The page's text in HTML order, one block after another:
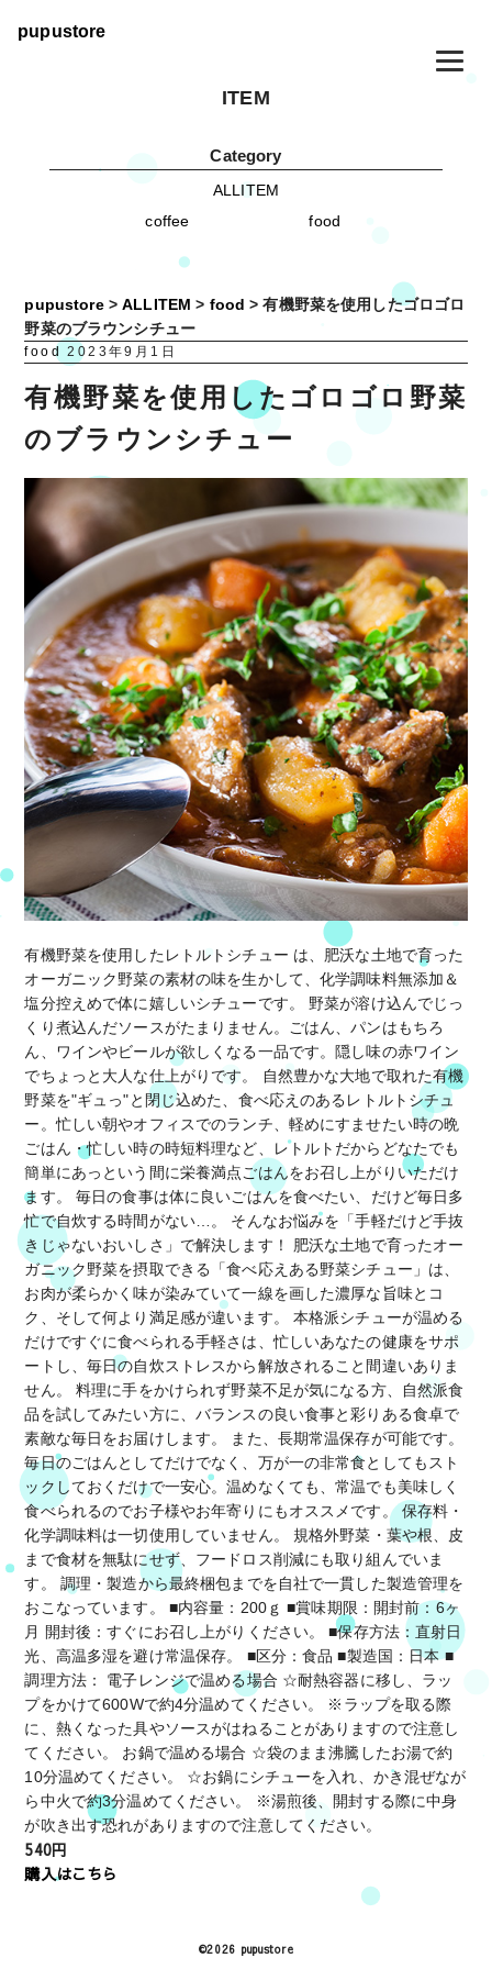
pupustore
ITEM
Category
ALLITEM
coffee
food
pupustore>ALLITEM > food >有機野菜を使用したゴロゴロ
野菜のブラウンシチュー
food 2023年9月1日
有機野菜を使用したゴロゴロ野菜
のブラウンシチュー
有機野菜を使用したレトルトシチュー は、肥沃な土地で育った
オーガニック野菜の素材の味を生かして、化学調味料無添加＆
塩分控えめで体に嬉しいシチューです。 野菜が溶け込んでじっ
くり煮込んだソースがたまりません。ごはん、パンはもちろ
ん、ワインやビールが欲しくなる一品です。隠し味の赤ワイン
でちょっと大人な仕上がりです。 自然豊かな大地で取れた有機
野菜を"ギュっ"と閉じ込めた、食べ応えのあるレトルトシチュ
ー。忙しい朝やオフィスでのランチ、軽めにすませたい時の晩
ごはん・忙しい時の時短料理など、レトルトだからどなたでも
簡単にあっという間に栄養満点ごはんをお召し上がりいただけ
ます。 毎日の食事は体に良いごはんを食べたい、だけど毎日多
忙で自炊する時間がない…。 そんなお悩みを「手軽だけど手抜
きじゃないおいしさ」で解決します！ 肥沃な土地で育ったオー
ガニック野菜を摂取できる「食べ応えある野菜シチュー」は、
お肉が柔らかく味が染みていて一線を画した濃厚な旨味とコ
ク、そして何より満足感が違います。 本格派シチューが温める
だけですぐに食べられる手軽さは、忙しいあなたの健康をサポ
ートし、毎日の自炊ストレスから解放されること間違いありま
せん。 料理に手をかけられず野菜不足が気になる方、自然派食
品を試してみたい方に、バランスの良い食事と彩りある食卓で
素敵な毎日をお届けします。 また、長期常温保存が可能です。
毎日のごはんとしてだけでなく、万が一の非常食としてもスト
ックしておくだけで一安心。温めなくても、常温でも美味しく
食べられるのでお子様やお年寄りにもオススメです。 保存料・
化学調味料は一切使用していません。 規格外野菜・葉や根、皮
まで食材を無駄にせず、フードロス削減にも取り組んでいま
す。 調理・製造から最終梱包までを自社で一貫した製造管理を
おこなっています。 ■内容量：200ｇ ■賞味期限：開封前：6ヶ
月 開封後：すぐにお召し上がりください。 ■保存方法：直射日
光、高温多湿を避け常温保存。 ■区分：食品 ■製造国：日本 ■
調理方法： 電子レンジで温める場合 ☆耐熱容器に移し、ラッ
プをかけて600Wで約4分温めてください。 ※ラップを取る際
に、熱くなった具やソースがはねることがありますので注意し
てください。 お鍋で温める場合 ☆袋のまま沸騰したお湯で約
10分温めてください。 ☆お鍋にシチューを入れ、かき混ぜなが
ら中火で約3分温めてください。 ※湯煎後、開封する際に中身
が吹き出す恐れがありますので注意してください。
540円
購入はこちら
©2026 pupustore